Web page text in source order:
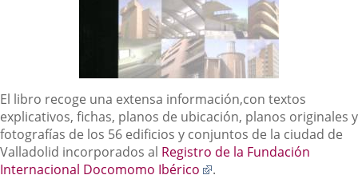
Descripción
El libro recoge una extensa información,con textos
explicativos, fichas, planos de ubicación, planos originales y
fotografías de los 56 edificios y conjuntos de la ciudad de
Valladolid incorporados al Registro de la Fundación
Internacional Docomomo Ibérico
Enlace
.